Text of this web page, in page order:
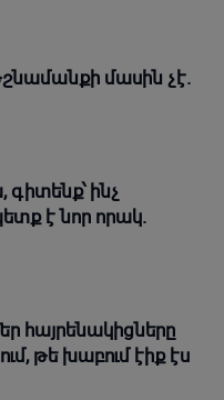
մասին չէ.
գիտենք՝ ինչ
է նոր որակ.
հայրենակիցները
թե խաբում էիք էս